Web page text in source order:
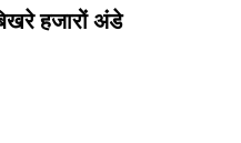
हजारों अंडे